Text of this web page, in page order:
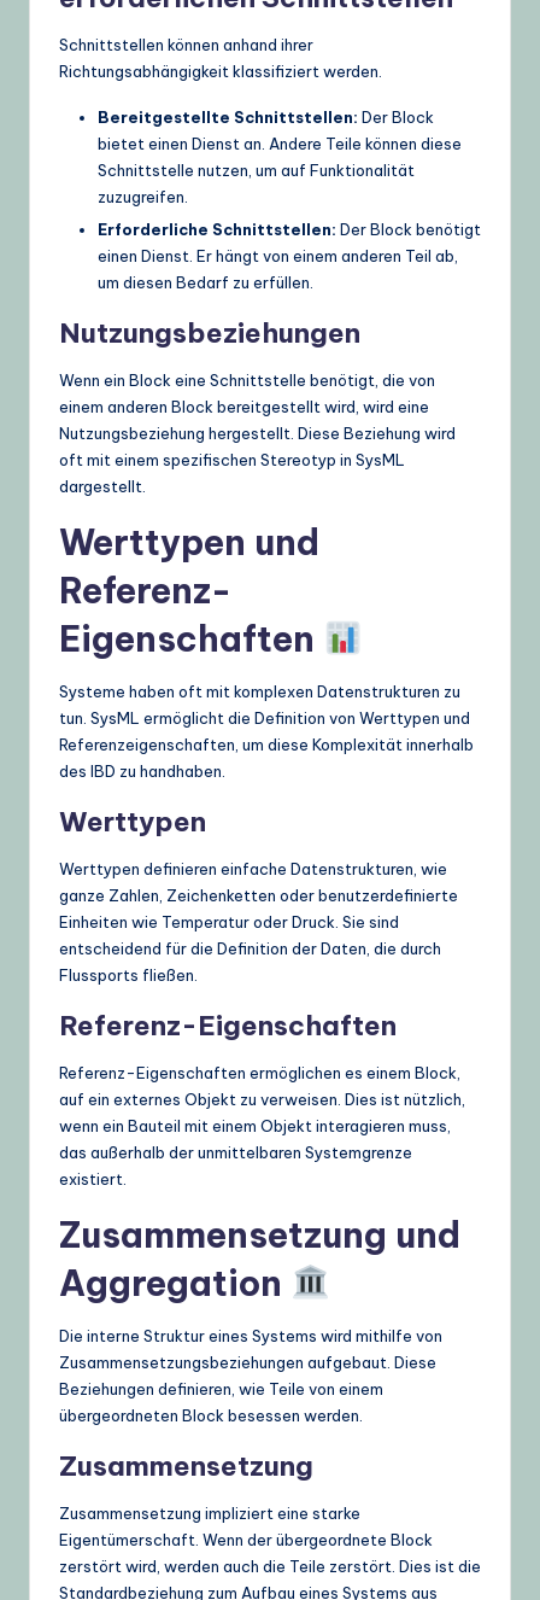
Schnittstellen können anhand ihrer
Richtungsabhängigkeit klassifiziert werden.
Bereitgestellte Schnittstellen: Der Block
bietet einen Dienst an. Andere Teile können diese
Schnittstelle nutzen, um auf Funktionalität
zuzugreifen.
Erforderliche Schnittstellen: Der Block benötigt
einen Dienst. Er hängt von einem anderen Teil ab,
um diesen Bedarf zu erfüllen.
Nutzungsbeziehungen
Wenn ein Block eine Schnittstelle benötigt, die von
einem anderen Block bereitgestellt wird, wird eine
Nutzungsbeziehung hergestellt. Diese Beziehung wird
oft mit einem spezifischen Stereotyp in SysML
dargestellt.
Werttypen und
Referenz-
Eigenschaften
Systeme haben oft mit komplexen Datenstrukturen zu
tun. SysML ermöglicht die Definition von Werttypen und
Referenzeigenschaften, um diese Komplexität innerhalb
des IBD zu handhaben.
Werttypen
Werttypen definieren einfache Datenstrukturen, wie
ganze Zahlen, Zeichenketten oder benutzerdefinierte
Einheiten wie Temperatur oder Druck. Sie sind
entscheidend für die Definition der Daten, die durch
Flussports fließen.
Referenz-Eigenschaften
Referenz-Eigenschaften ermöglichen es einem Block,
auf ein externes Objekt zu verweisen. Dies ist nützlich,
wenn ein Bauteil mit einem Objekt interagieren muss,
das außerhalb der unmittelbaren Systemgrenze
existiert.
Zusammensetzung und
Aggregation
Die interne Struktur eines Systems wird mithilfe von
Zusammensetzungsbeziehungen aufgebaut. Diese
Beziehungen definieren, wie Teile von einem
übergeordneten Block besessen werden.
Zusammensetzung
Zusammensetzung impliziert eine starke
Eigentümerschaft. Wenn der übergeordnete Block
zerstört wird, werden auch die Teile zerstört. Dies ist die
Standardbeziehung zum Aufbau eines Systems aus